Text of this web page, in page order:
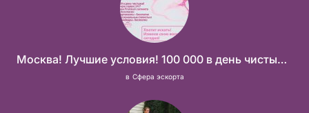
Москва! Лучшие условия! 100 000 в день чистыми!
в Сфера эскорта